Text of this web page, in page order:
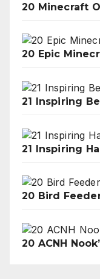
20 Minecraft
20 Epic
21 Inspiring
21 Inspiring
20 Bird
20 ACNH